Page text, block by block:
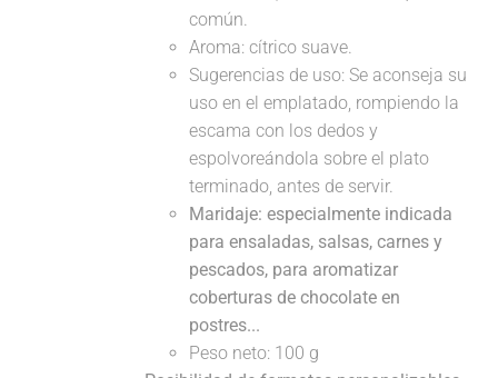
común.
Aroma: cítrico suave.
Sugerencias de uso: Se aconseja su
uso en el emplatado, rompiendo la
escama con los dedos y
espolvoreándola sobre el plato
terminado, antes de servir.
Maridaje: especialmente indicada
para ensaladas, salsas, carnes y
pescados, para aromatizar
coberturas de chocolate en
postres...
Peso neto: 100 g